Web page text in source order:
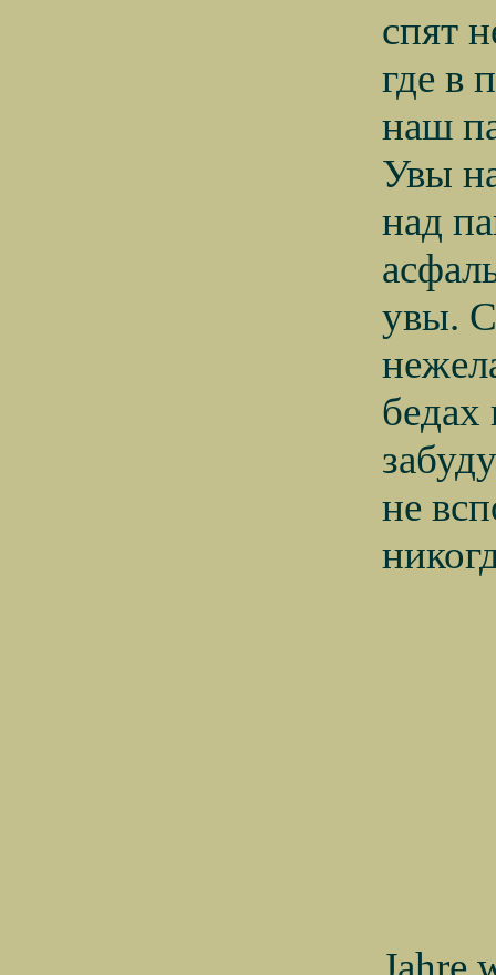
спят
где в
наш
Увы
над
увы.
бедах
не